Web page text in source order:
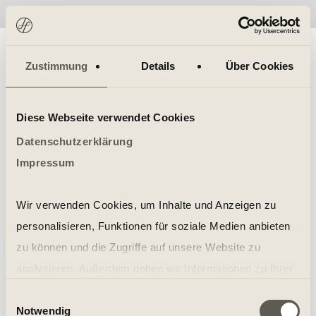
Zustimmung Details Über Cookies
Diese Webseite verwendet Cookies
Datenschutzerklärung
Impressum
Wir verwenden Cookies, um Inhalte und Anzeigen zu
personalisieren, Funktionen für soziale Medien anbieten
zu können und die Zugriffe auf unsere Website zu
soziale Medien, Werbung und Analysen weiter. Unsere
Notwendig